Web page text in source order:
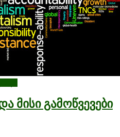
მისი გამოწვევები